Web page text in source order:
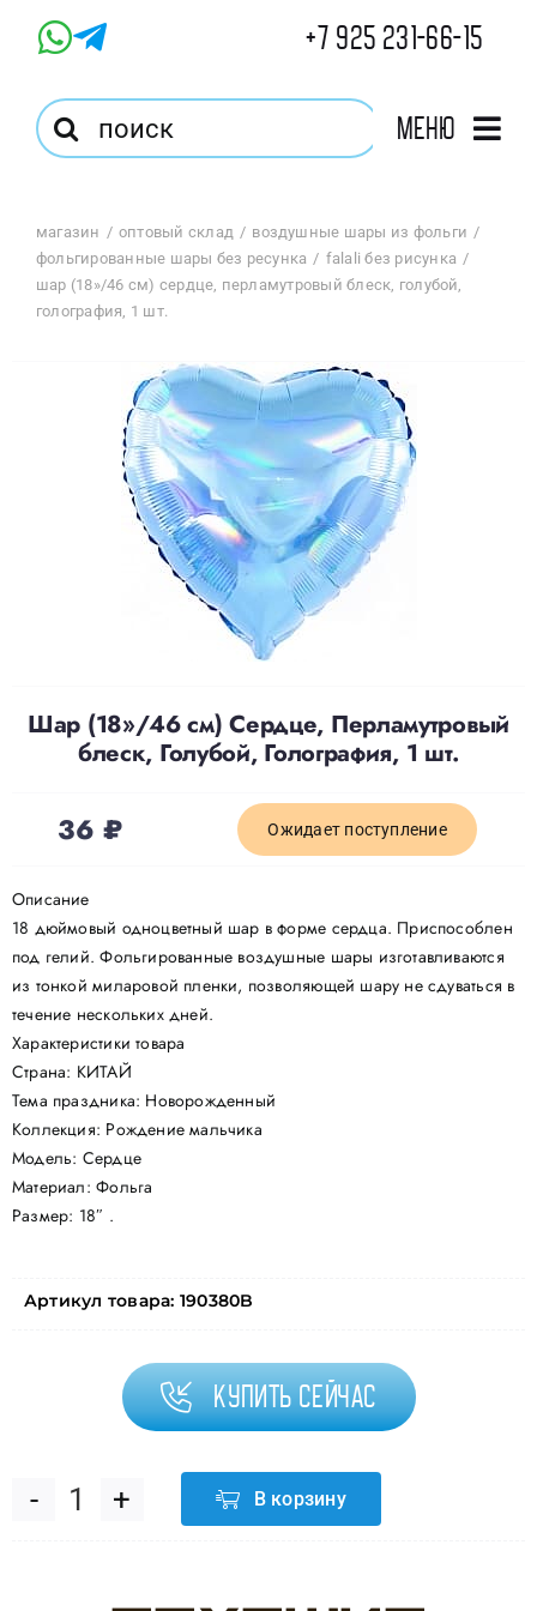
+7 925 231-66-15
Результат
поиска:
Меню
Магазин
Оптовый Магазин
Корзина
Избранное
Отзывы
Контакты
Политика конфиденциальности
магазин оптовый склад
воздушные шары из фольги
фольгированные шары без ресунка
falali без рисунка
шар (18»/46 см) сердце, перламутровый блеск, голубой,
голография, 1 шт.
Шар (18»/46 см) Сердце, Перламутровый
блеск, Голубой, Голография, 1 шт.
36₽ Ожидает поступление
Описание
18 дюймовый одноцветный шар в форме сердца. Приспособлен
под гелий. Фольгированные воздушные шары изготавливаются
из тонкой миларовой пленки, позволяющей шару не сдуваться в
течение нескольких дней.
Характеристики товара
Страна: КИТАЙ
Тема праздника: Новорожденный
Коллекция: Рождение мальчика
Модель: Сердце
Материал: Фольга
Размер: 18″ .
Артикул товара: 190380B
Купить сейчас
Количество
В корзину